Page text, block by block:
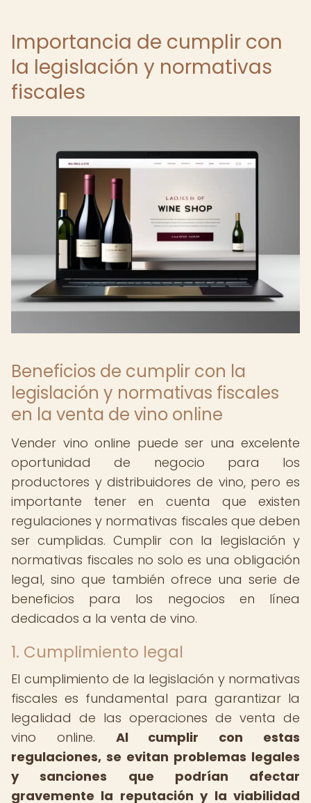
Importancia de cumplir con
la legislación y normativas
fiscales
Beneficios de cumplir con la
legislación y normativas fiscales
en la venta de vino online
Vender vino online puede ser una excelente
oportunidad de negocio para los
productores y distribuidores de vino, pero es
importante tener en cuenta que existen
regulaciones y normativas fiscales que deben
ser cumplidas. Cumplir con la legislación y
normativas fiscales no solo es una obligación
legal, sino que también ofrece una serie de
beneficios para los negocios en línea
dedicados a la venta de vino.
1. Cumplimiento legal
El cumplimiento de la legislación y normativas
fiscales es fundamental para garantizar la
legalidad de las operaciones de venta de
vino online. Al cumplir con estas
regulaciones, se evitan problemas legales
y sanciones que podrían afectar
gravemente la reputación y la viabilidad